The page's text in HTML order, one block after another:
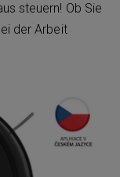
steuern! Ob Sie
der Arbeit